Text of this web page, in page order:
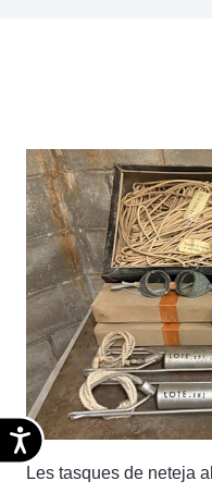
Accesibilidad
Les tasques de neteja